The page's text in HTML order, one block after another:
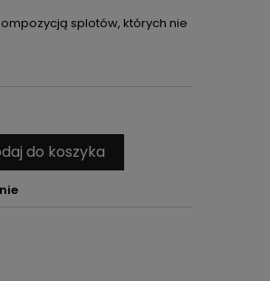
splotów, których nie
do koszyka